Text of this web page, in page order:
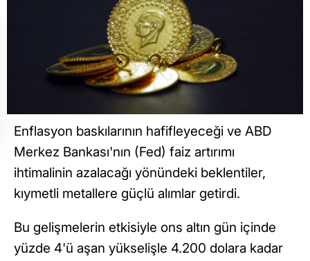
Enflasyon baskılarının hafifleyeceği ve ABD
Merkez Bankası'nın (Fed) faiz artırımı
ihtimalinin azalacağı yönündeki beklentiler,
kıymetli metallere güçlü alımlar getirdi.
Bu gelişmelerin etkisiyle ons altın gün içinde
yüzde 4'ü aşan yükselişle 4.200 dolara kadar